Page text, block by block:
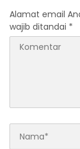
Alamat email
wajib ditandai *